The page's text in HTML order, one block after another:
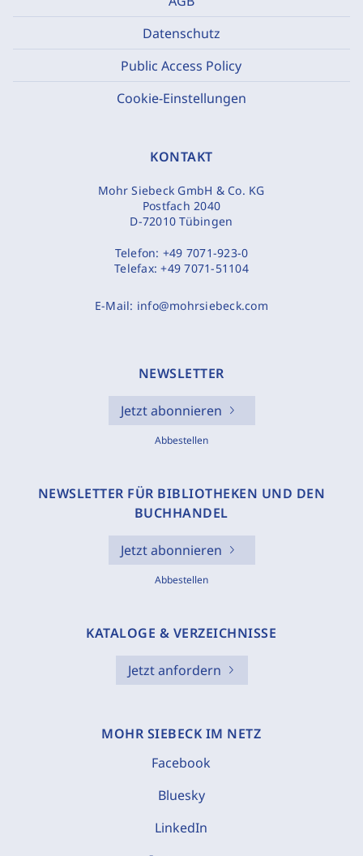
Datenschutz
Public Access Policy
Cookie-Einstellungen
KONTAKT
Mohr Siebeck GmbH & Co. KG
Postfach 2040
D-72010 Tübingen
Telefon: +49 7071-923-0
Telefax:+49 7071-51104
E-Mail: info@mohrsiebeck.com
NEWSLETTER
Jetzt abonnieren
Abbestellen
NEWSLETTER FÜR BIBLIOTHEKEN UND DEN
BUCHHANDEL
Jetzt abonnieren
Abbestellen
KATALOGE & VERZEICHNISSE
Jetzt anfordern
MOHR SIEBECK IM NETZ
Facebook
Bluesky
LinkedIn